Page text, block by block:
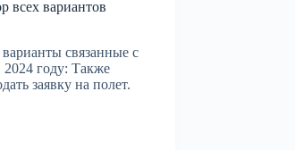
всех вариантов
связанные с
2024 году: Также
заявку на полет.